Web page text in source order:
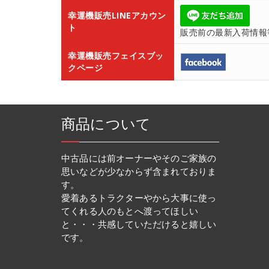
幸運機販売LINEアカウン
ト
販売前の最新入荷情報
幸運機販売フェイスブッ
クページ
商品について
中古品には前オーナーやそのご家族の
思いなどが少なからず含まれておりま
す。
愛着あるトラクターやから大事に使っ
てくれる人のもとへ渡ってほしい
と・・・共感していただけると嬉しい
です。